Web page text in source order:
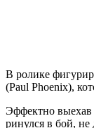
В ролике
(Paul Phoenix),
Эффектно выехав
ринулся в бой, не